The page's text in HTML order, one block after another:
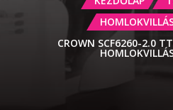
CROWN SCF6260-2.0